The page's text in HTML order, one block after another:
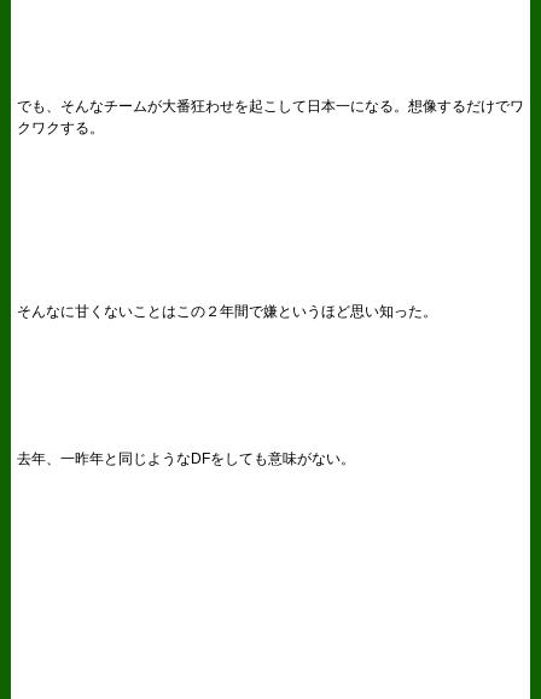
でも、そんなチームが大番狂わせを起こして日本一になる。想像するだけでワ
クワクする。
そんなに甘くないことはこの２年間で嫌というほど思い知った。
去年、一昨年と同じようなDFをしても意味がない。